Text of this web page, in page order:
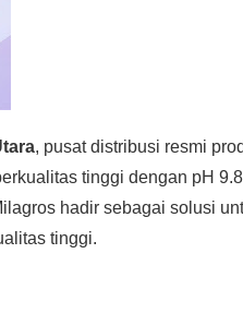
, pusat distribusi resmi
tinggi dengan pH
hadir sebagai solusi
tinggi.